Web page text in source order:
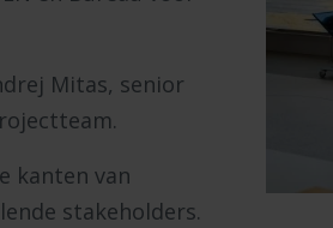
Mitas, senior
kanten van
stakeholders.